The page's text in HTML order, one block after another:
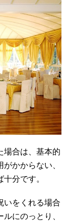
場合は、基本的
かからない、
分です。
いをくれる場合
にのっとり、